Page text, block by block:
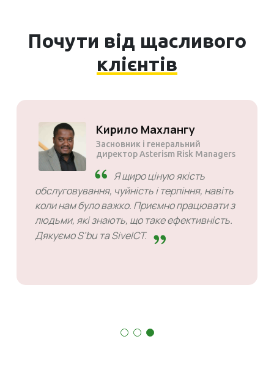
Почути від щасливого
клієнтів
Кирило Махлангу
Засновник і генеральний
директор Asterism Risk Managers
Я щиро ціную якість
обслуговування, чуйність і терпіння, навіть
коли нам було важко. Приємно працювати з
людьми, які знають, що таке ефективність.
Дякуємо S’bu та SiveICT.